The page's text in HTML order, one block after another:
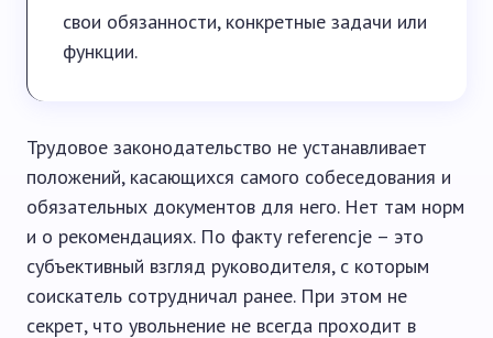
свои обязанности, конкретные задачи или
функции.
Трудовое законодательство не устанавливает
положений, касающихся самого собеседования и
обязательных документов для него. Нет там норм
и о рекомендациях. По факту referencje – это
субъективный взгляд руководителя, с которым
соискатель сотрудничал ранее. При этом не
секрет, что увольнение не всегда проходит в